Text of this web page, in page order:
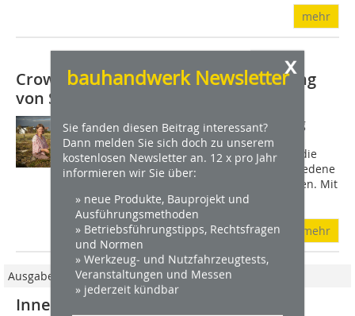
x
bauhandwerk Newsletter
Sie fanden diesen Beitrag interessant?
Dann melden Sie sich doch zu unserem
kostenlosen Newsletter an. 12 x pro Jahr
informieren wir Sie über:
» neue Produkte, Bauprojekt und
Ausführungsmethoden
» Betriebsführungstipps, Rechtsfragen
und Normen
» Werkzeug- und Nutzfahrzeugtests,
Veranstaltungen und Messen
» jederzeit kündbar
mehr
Crowdfunding Aktion für die Zulassung
von Seegras als Dämmstoff
Die Aktion läuft auf der Crowdfunding
Plattform Startnext. Unter
www.startnext.de/seegras kann man die
Aktion unterstützen und viele verschiedene
Geschenke mit Seegrasbezug erwerben. Mit
ihrer...
mehr
Ausgabe 1-2/2012
Innendämmung aus Schaumglas